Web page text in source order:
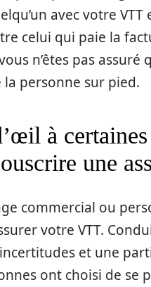
avec votre VTT
celui qui paie la
n’êtes pas assuré
personne sur pied.
à certaines
une
commercial ou
votre VTT.
et une
ont choisi de se